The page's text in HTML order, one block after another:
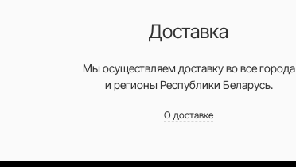
Доставка
Мы осуществляем доставку во все города
и регионы Республики Беларусь.
О доставке